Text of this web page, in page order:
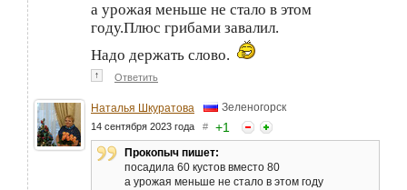
а урожая меньше не стало в этом
году.Плюс грибами завалил.
Надо держать слово.
↑ Ответить
Наталья Шкуратова Зеленогорск
14 сентября 2023 года # +1
Прокопыч пишет:
посадила 60 кустов вместо 80
а урожая меньше не стало в этом году